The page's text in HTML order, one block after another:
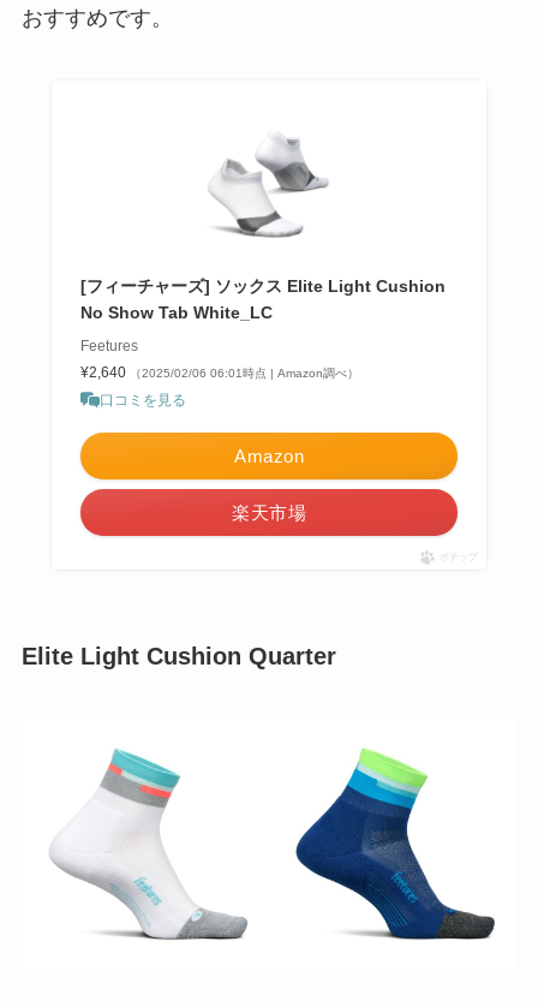
おすすめです。
[フィーチャーズ] ソックス Elite Light Cushion
No Show Tab White_LC
Feetures
¥2,640
（2025/02/06 06:01時点 | Amazon調べ）
口コミを見る
Amazon
楽天市場
ポチップ
Elite Light Cushion Quarter